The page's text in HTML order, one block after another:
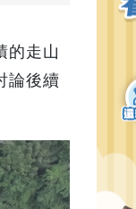
的走山
論後續